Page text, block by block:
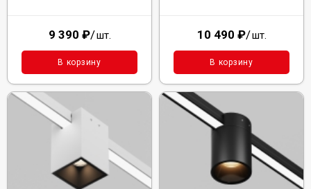
9 390 ₽/шт.
В корзину
10 490 ₽/шт.
В корзину